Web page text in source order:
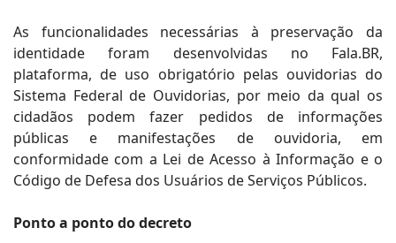
As funcionalidades necessárias à preservação da
identidade foram desenvolvidas no Fala.BR,
plataforma, de uso obrigatório pelas ouvidorias do
Sistema Federal de Ouvidorias, por meio da qual os
cidadãos podem fazer pedidos de informações
públicas e manifestações de ouvidoria, em
conformidade com a Lei de Acesso à Informação e o
Código de Defesa dos Usuários de Serviços Públicos.
Ponto a ponto do decreto